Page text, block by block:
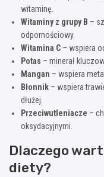
witaminę.
Witaminy z grupy B –
odpornościowy.
Witamina C – wspiera
Potas – minerał
Mangan – wspiera
Błonnik – wspiera
dłużej.
Przeciwutleniacze –
oksydacyjnymi.
Dlaczego
diety?